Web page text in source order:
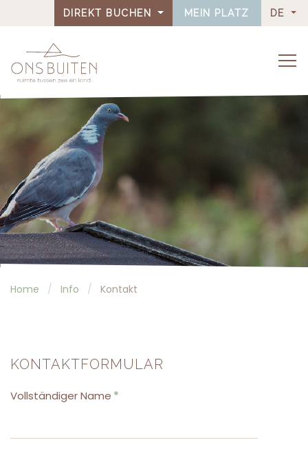
DIREKT BUCHEN MEIN PLATZ DE
Home Info Kontakt
KONTAKTFORMULAR
Vollständiger Name *